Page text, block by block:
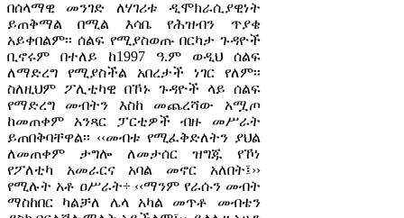
በሰላማዊ መንገድ ለሃገሪቱ ዲሞክራሲያዊነት
ይጠቅማል በሚል እሳቤ የሕዝብን ጥያቄ
አይቀበልም፡፡ ሰልፍ የሚያስወጡ በርካታ ጉዳዮች
ቢኖሩም በተለይ ከ1997 ዓ.ም ወዲህ ሰልፍ
ለማድረግ የሚያስችል አበረታች ነገር የለም፡፡
ስለዚህም ፖሊቲካዊ በኾኑ ጉዳዮች ላይ ሰልፍ
የማድረግ መብትን እስከ መጨረሻው አሟጦ
ከመጠቀም አንጻር ፓርቲዎች ብዙ መሥራት
ይጠበቅባቸዋል፡፡ ‹‹መብቱ የሚፈቅድለትን ያህል
ለመጠቀም ታግሎ ለመታሰር ዝግጁ የኾነ
የፖለቲካ አመራርና አባል መኖር አለበት፤››
የሚሉት አቶ ዐሥራት÷ ‹‹ማንም የራሱን መብት
ማስከበር ካልቻለ ሌላ አካል መጥቶ መብቴን